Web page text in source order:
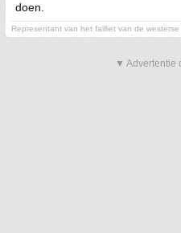
doen.
Representant van het failliet van de
▼ Advertentie